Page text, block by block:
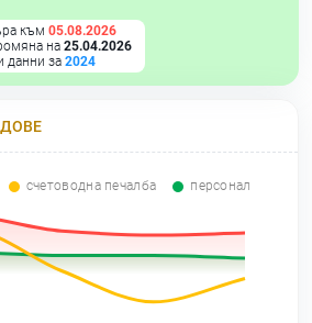
към 05.08.2026
на 25.04.2026
данни за 2024
счетоводна печалба персонал